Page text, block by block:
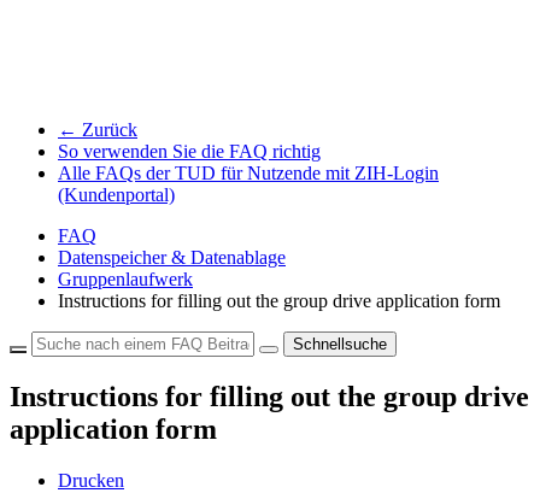
← Zurück
So verwenden Sie die FAQ richtig
Alle FAQs der TUD für Nutzende mit ZIH-Login
(Kundenportal)
FAQ
Datenspeicher & Datenablage
Gruppenlaufwerk
Instructions for filling out the group drive application form
Schnellsuche
Instructions for filling out the group drive
application form
Drucken